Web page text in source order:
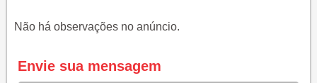
Não há observações no anúncio.
Envie sua mensagem